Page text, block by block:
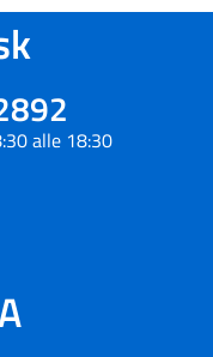
alle 18:30